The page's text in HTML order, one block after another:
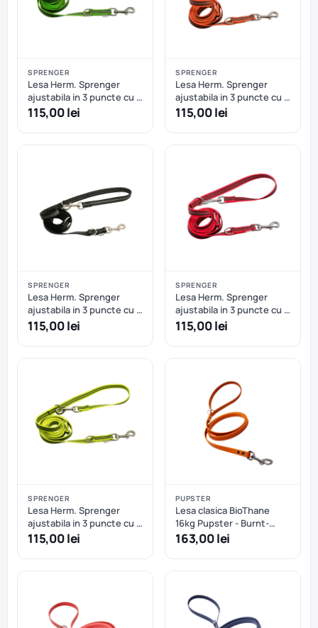
SPRENGER
Lesa Herm. Sprenger
ajustabila in 3 puncte cu 2
carabiniere, din nailon si
insertie cauciucata - 230
cm - Verde
115,00 lei
SPRENGER
Lesa Herm. Sprenger
ajustabila in 3 puncte cu 2
carabiniere, din nailon si
insertie cauciucata - 230
cm - Portocaliu Neon
115,00 lei
SPRENGER
Lesa Herm. Sprenger
ajustabila in 3 puncte cu 2
carabiniere, din nailon si
insertie cauciucata - 230
cm - Negru
115,00 lei
SPRENGER
Lesa Herm. Sprenger
ajustabila in 3 puncte cu 2
carabiniere, din nailon si
insertie cauciucata - 230
cm - Rosu
115,00 lei
SPRENGER
Lesa Herm. Sprenger
ajustabila in 3 puncte cu 2
carabiniere, din nailon si
insertie cauciucata - 230
cm - Galben Neon
115,00 lei
PUPSTER
Lesa clasica BioThane
16kg Pupster - Burnt-
Orange
163,00 lei